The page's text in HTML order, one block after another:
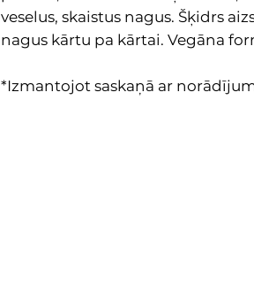
veselus, skaistus nagus. Šķidrs
nagus kārtu pa kārtai. Vegāna
*Izmantojot saskaņā ar